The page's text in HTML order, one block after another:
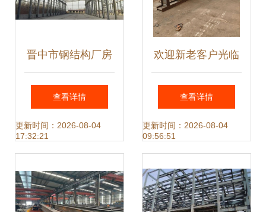
晋中市钢结构厂房
承重鉴定报告
查看详情
更新时间：2026-08-04
17:32:21
欢迎新老客户光临
探索钢结构构件加
工的未来与技术精
查看详情
更新时间：2026-08-04
09:56:51